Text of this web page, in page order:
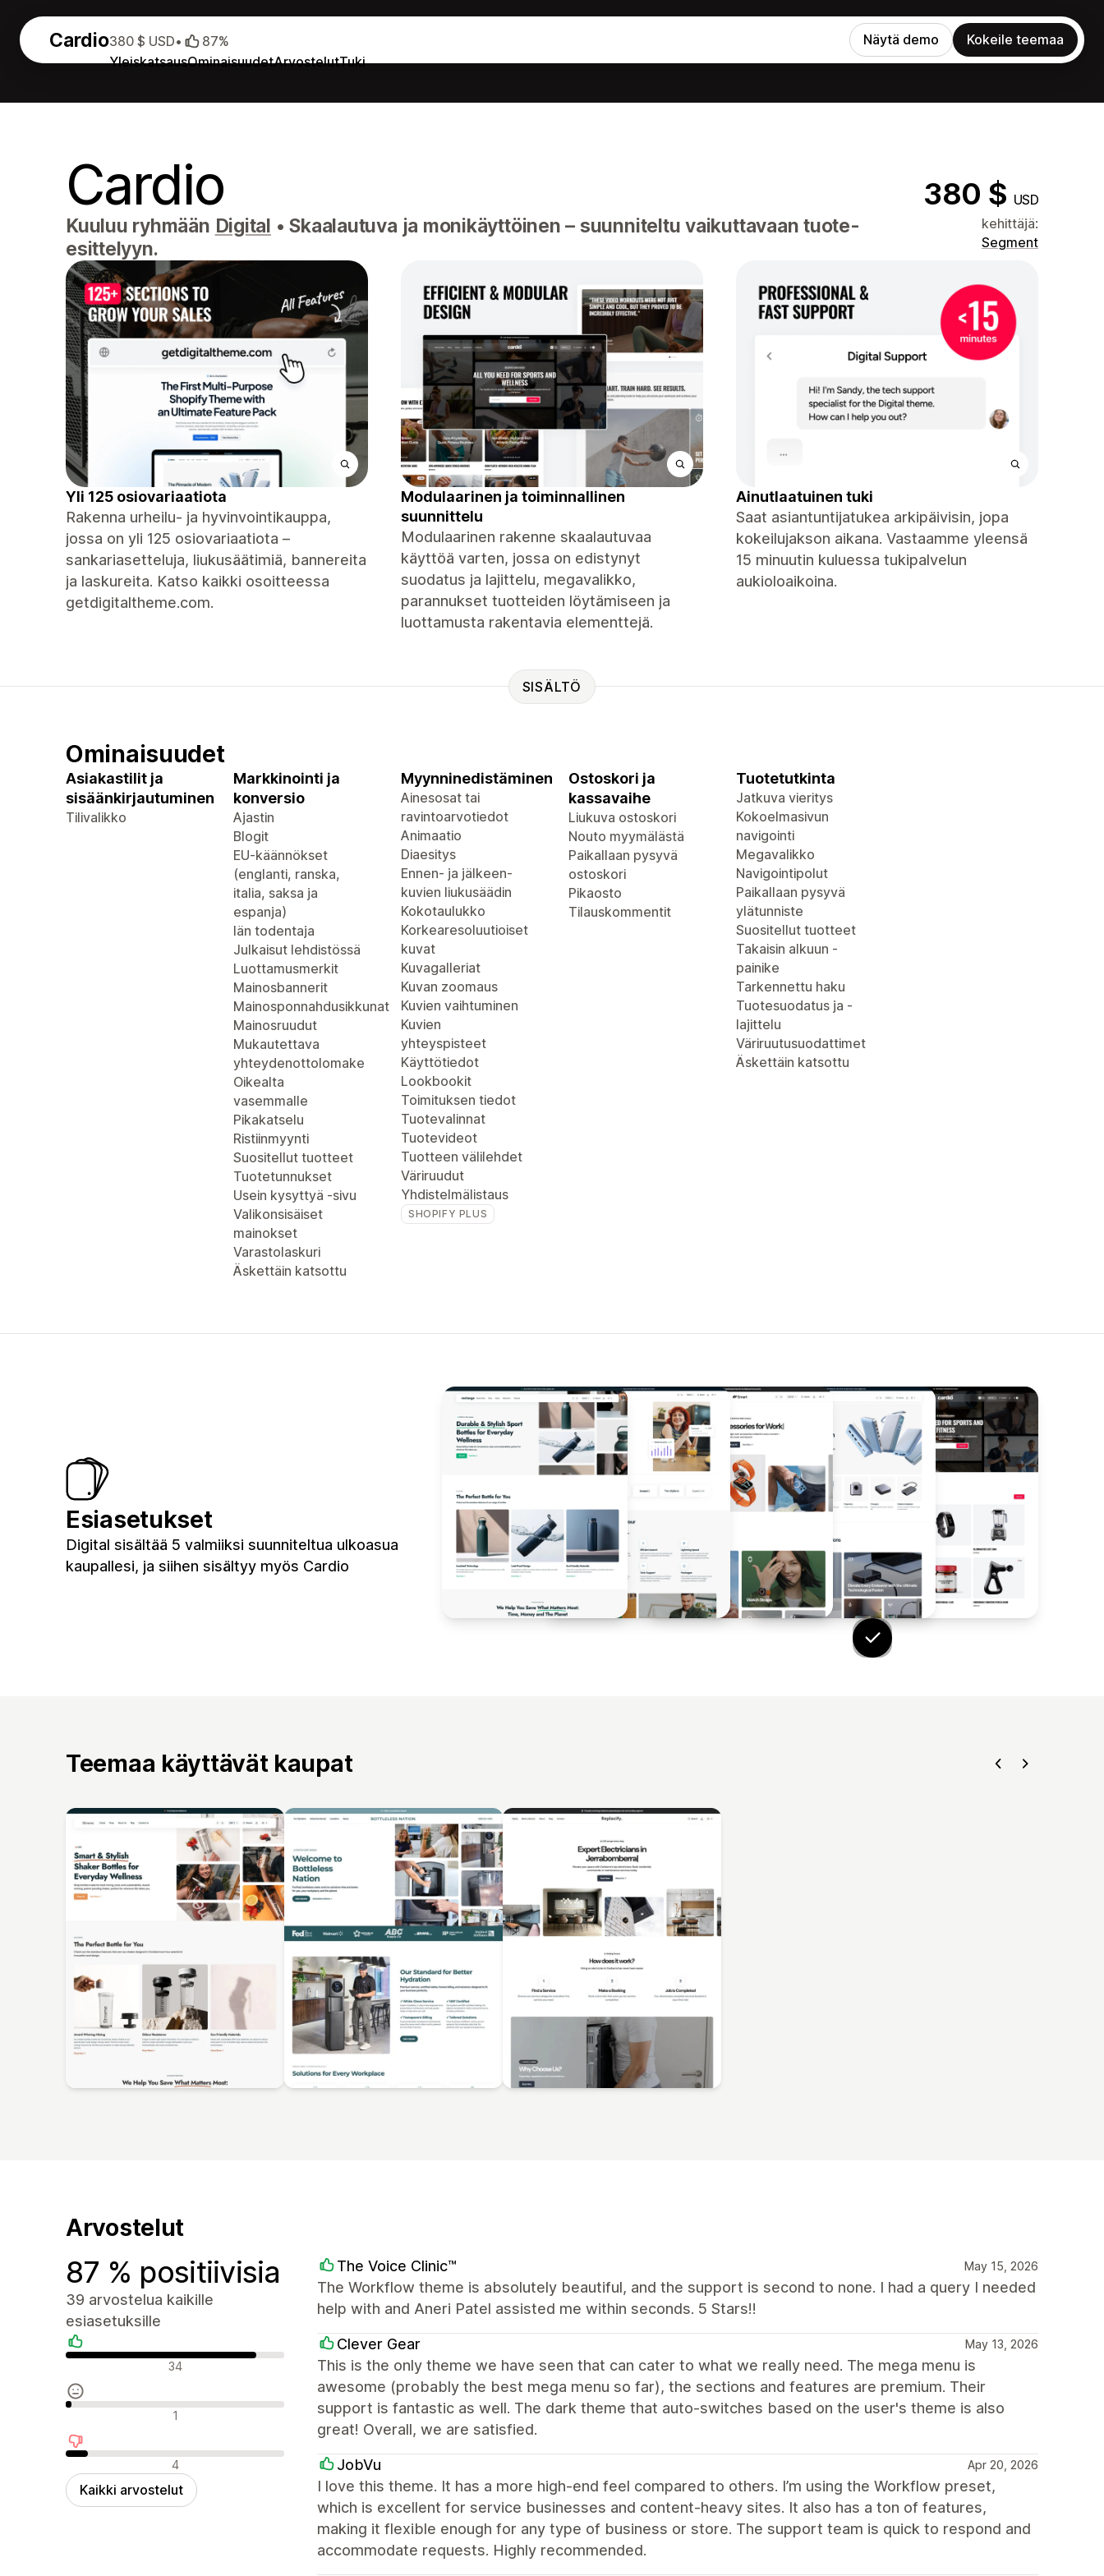
Cardio
YleiskatsausOminaisuudetArvostelutTuki
380 $ USD• 87% Näytä demo Kokeile teemaa
Cardio 380 $ USD
Kuuluu ryhmään Digital • Skaalautuva ja monikäyttöinen – suunniteltu vaikuttavaan tuote-
esittelyyn.
kehittäjä:
Segment
Yli 125 osiovariaatiota
Rakenna urheilu- ja hyvinvointikauppa,
jossa on yli 125 osiovariaatiota –
sankariasetteluja, liukusäätimiä, bannereita
ja laskureita. Katso kaikki osoitteessa
getdigitaltheme.com.
Modulaarinen ja toiminnallinen
suunnittelu
Modulaarinen rakenne skaalautuvaa
käyttöä varten, jossa on edistynyt
suodatus ja lajittelu, megavalikko,
parannukset tuotteiden löytämiseen ja
luottamusta rakentavia elementtejä.
Ainutlaatuinen tuki
Saat asiantuntijatukea arkipäivisin, jopa
kokeilujakson aikana. Vastaamme yleensä
15 minuutin kuluessa tukipalvelun
aukioloaikoina.
SISÄLTÖ
Ominaisuudet
Asiakastilit ja
sisäänkirjautuminen
Tilivalikko
Markkinointi ja
konversio
Ajastin
Blogit
EU-käännökset
(englanti, ranska,
italia, saksa ja
espanja)
Iän todentaja
Julkaisut lehdistössä
Luottamusmerkit
Mainosbannerit
Mainosponnahdusikkunat
Mainosruudut
Mukautettava
yhteydenottolomake
Oikealta
vasemmalle
Pikakatselu
Ristiinmyynti
Suositellut tuotteet
Tuotetunnukset
Usein kysyttyä -sivu
Valikonsisäiset
mainokset
Varastolaskuri
Äskettäin katsottu
Myynninedistäminen
Ainesosat tai
ravintoarvotiedot
Animaatio
Diaesitys
Ennen- ja jälkeen-
kuvien liukusäädin
Kokotaulukko
Korkearesoluutioiset
kuvat
Kuvagalleriat
Kuvan zoomaus
Kuvien vaihtuminen
Kuvien
yhteyspisteet
Käyttötiedot
Lookbookit
Toimituksen tiedot
Tuotevalinnat
Tuotevideot
Tuotteen välilehdet
Väriruudut
Yhdistelmälistaus
SHOPIFY PLUS
Ostoskori ja
kassavaihe
Liukuva ostoskori
Nouto myymälästä
Paikallaan pysyvä
ostoskori
Pikaosto
Tilauskommentit
Tuotetutkinta
Jatkuva vieritys
Kokoelmasivun
navigointi
Megavalikko
Navigointipolut
Paikallaan pysyvä
ylätunniste
Suositellut tuotteet
Takaisin alkuun -
painike
Tarkennettu haku
Tuotesuodatus ja -
lajittelu
Väriruutusuodattimet
Äskettäin katsottu
Esiasetukset
Digital sisältää 5 valmiiksi suunniteltua ulkoasua
kaupallesi, ja siihen sisältyy myös Cardio
Teemaa käyttävät kaupat
Arvostelut
87 % positiivisia
39 arvostelua kaikille
esiasetuksille
Positiiviset arvostelut
34
Neutraalit arvostelut
1
Negatiiviset arvostelut
4
Kaikki arvostelut
The Voice Clinic™ May 15, 2026
The Workflow theme is absolutely beautiful, and the support is second to none. I had a query I needed
help with and Aneri Patel assisted me within seconds. 5 Stars!!
Clever Gear May 13, 2026
This is the only theme we have seen that can cater to what we really need. The mega menu is
awesome (probably the best mega menu so far), the sections and features are premium. Their
support is fantastic as well. The dark theme that auto-switches based on the user's theme is also
great! Overall, we are satisfied.
JobVu Apr 20, 2026
I love this theme. It has a more high-end feel compared to others. I’m using the Workflow preset,
which is excellent for service businesses and content-heavy sites. It also has a ton of features,
making it flexible enough for any type of business or store. The support team is quick to respond and
accommodate requests. Highly recommended.